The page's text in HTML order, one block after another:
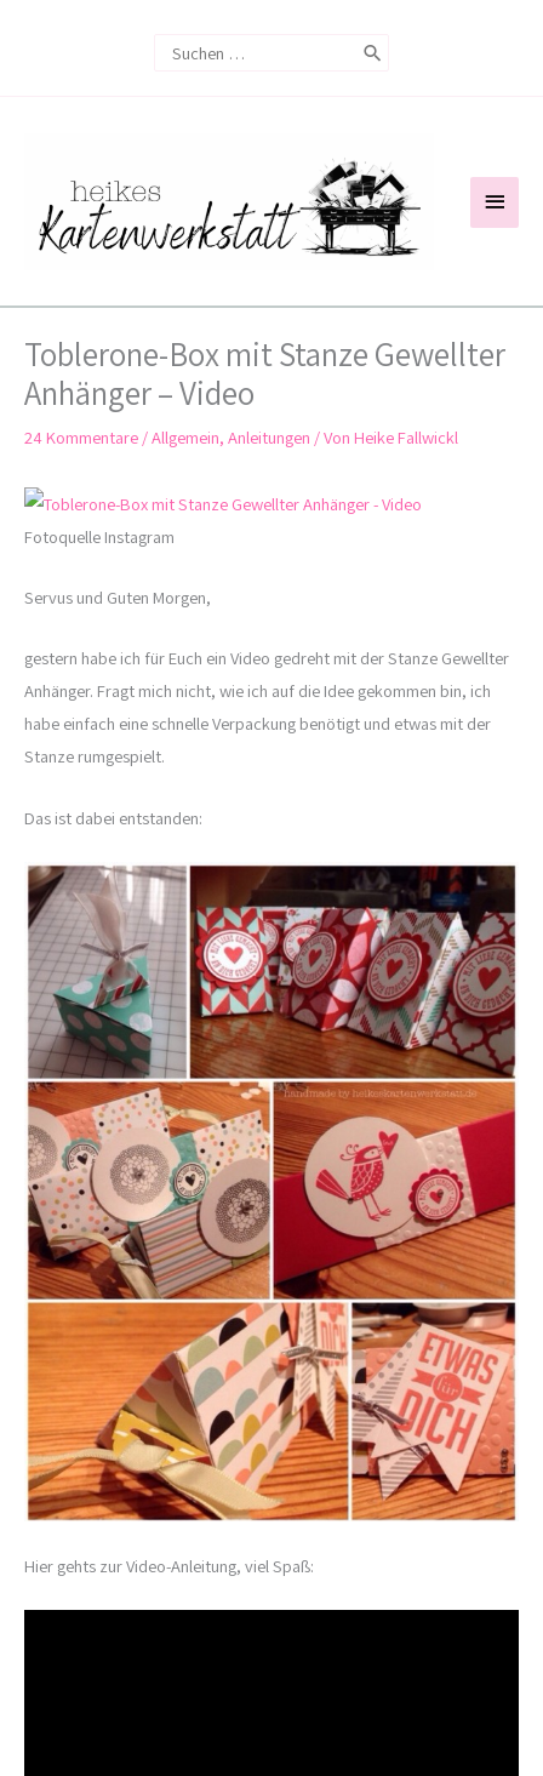
Search
Toblerone-Box mit Stanze Gewellter
Anhänger – Video
24 Kommentare /Allgemein, Anleitungen / Von Heike Fallwickl
Fotoquelle Instagram
Servus und Guten Morgen,
gestern habe ich für Euch ein Video gedreht mit der Stanze Gewellter
Anhänger. Fragt mich nicht, wie ich auf die Idee gekommen bin, ich
habe einfach eine schnelle Verpackung benötigt und etwas mit der
Stanze rumgespielt.
Das ist dabei entstanden:
Hier gehts zur Video-Anleitung, viel Spaß: